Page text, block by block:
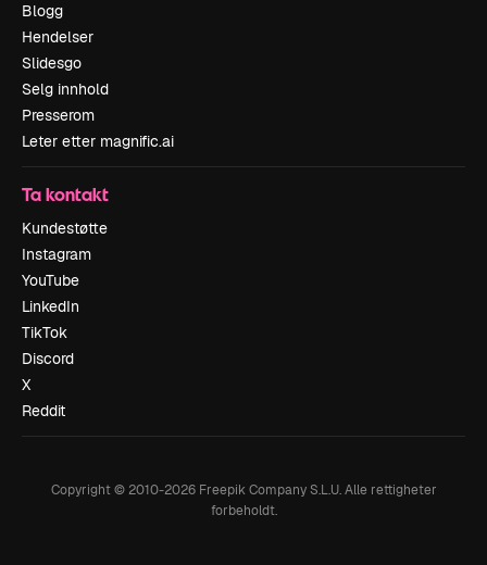
Blogg
Hendelser
Slidesgo
Selg innhold
Presserom
Leter etter magnific.ai
Ta kontakt
Kundestøtte
Instagram
YouTube
LinkedIn
TikTok
Discord
X
Reddit
Copyright © 2010-2026Freepik Company S.L.U. Alle rettigheter
forbeholdt.